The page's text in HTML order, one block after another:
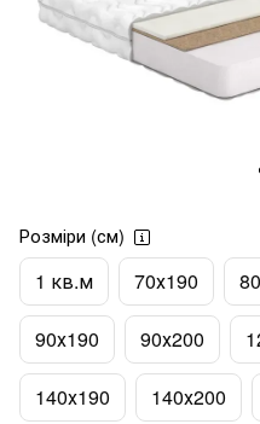
Розміри (см)
1 кв.м 70х190
90х190 90х200
140х190 140х200